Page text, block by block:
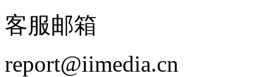
客服邮箱
report@iimedia.cn